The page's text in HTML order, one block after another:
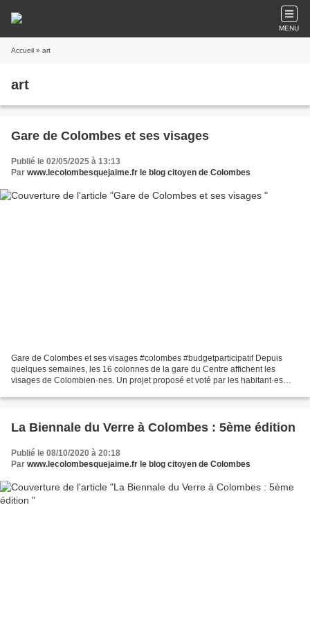
MENU
Accueil » art
art
Gare de Colombes et ses visages
Publié le 02/05/2025 à 13:13
Par www.lecolombesquejaime.fr le blog citoyen de Colombes
Gare de Colombes et ses visages #colombes #budgetparticipatif Depuis
quelques semaines, les 16 colonnes de la gare du Centre affichent les
visages de Colombien·nes. Un projet proposé et voté par les habitant·es
La Biennale du Verre à Colombes : 5ème édition
Publié le 08/10/2020 à 20:18
Par www.lecolombesquejaime.fr le blog citoyen de Colombes